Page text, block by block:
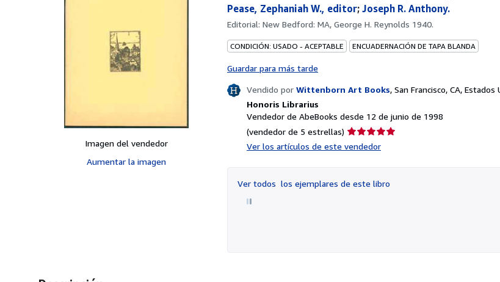
Imagen del vendedor
Aumentar la imagen
Pease, Zephaniah W., editor; Joseph R. Anthony.
Editorial: New Bedford: MA, George H. Reynolds 1940.
CONDICIÓN: USADO - ACEPTABLE ENCUADERNACIÓN DE TAPA BLANDA
Guardar para más tarde
Vendido por Wittenborn Art Books, San Francisco, CA,
Honoris Librarius
Vendedor de AbeBooks desde 12 de junio de 1998
(vendedor de 5 estrellas) Calificación
Ver los artículos de este vendedor
Ver todos los ejemplares de este libro